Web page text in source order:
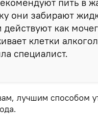
они забирают
действуют как
клетки
специалист.
лучшим способом